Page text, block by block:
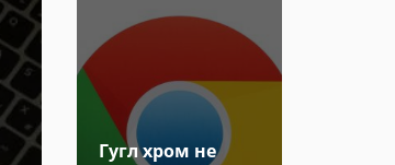
Гугл хром не